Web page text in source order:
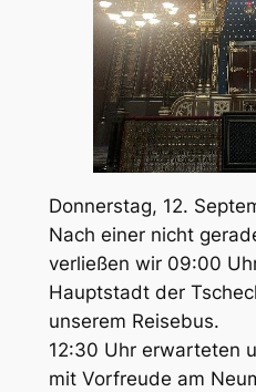
Donnerstag, 12.
Nach einer nicht
verließen wir 09:00
Hauptstadt der
unserem Reisebus.
12:30 Uhr erwarteten
mit Vorfreude am